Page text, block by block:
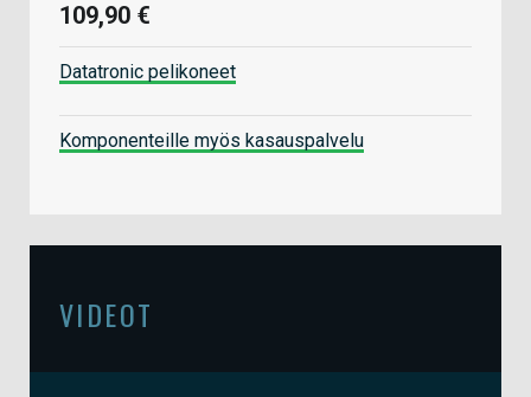
109,90 €
Datatronic pelikoneet
Komponenteille myös kasauspalvelu
VIDEOT